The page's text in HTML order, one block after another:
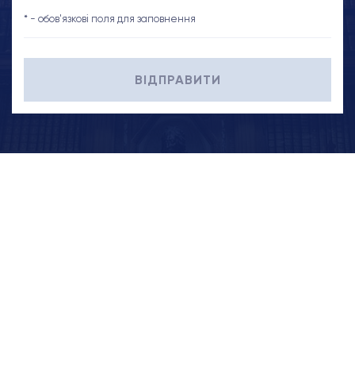
* - обов'язкові поля для заповнення
ВІДПРАВИТИ